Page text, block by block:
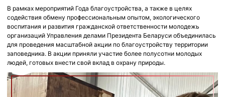
В рамках мероприятий Года благоустройства, а также в целях
содействия обмену профессиональным опытом, экологического
воспитания и развития гражданской ответственности молодежь
организаций Управления делами Президента Беларуси объединилась
для проведения масштабной акции по благоустройству территории
заповедника. В акции приняли участие более полусотни молодых
людей, готовых внести свой вклад в охрану природы.